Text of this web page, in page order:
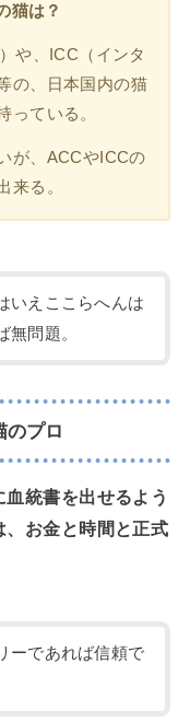
猫は？
や、ICC（インタ
の、日本国内の猫
っている。
が、ACCやICCの
来る。
いえここらへんは
無問題。
のプロ
統書を出せるよう
、お金と時間と正式
ーであれば信頼で